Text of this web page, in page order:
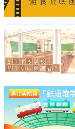
も屈指の個性的